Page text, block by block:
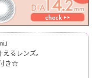
るレンズ。
き☆